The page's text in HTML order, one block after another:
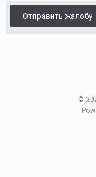
Отправить жалобу
©